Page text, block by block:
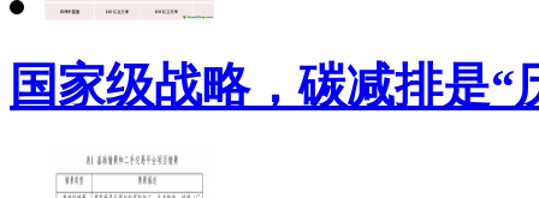
国家级战略，碳减排是“